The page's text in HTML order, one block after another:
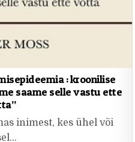
: kroonilise
saame selle vastu ette
inimest, kes ühel või